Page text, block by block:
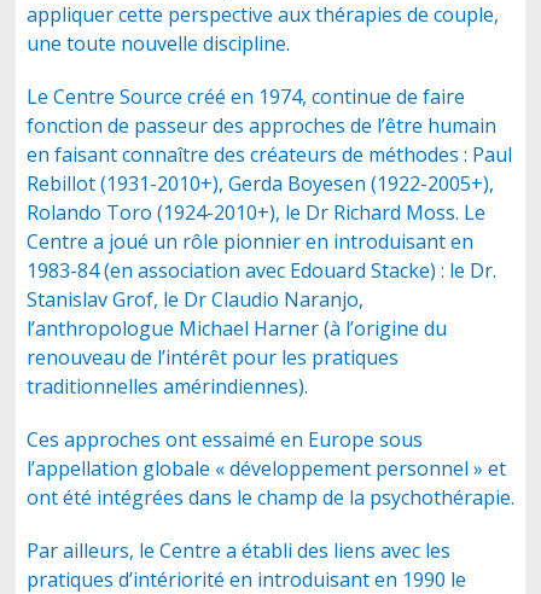
appliquer cette perspective aux thérapies de couple,
une toute nouvelle discipline.
Le Centre Source créé en 1974, continue de faire
fonction de passeur des approches de l’être humain
en faisant connaître des créateurs de méthodes : Paul
Rebillot (1931-2010+), Gerda Boyesen (1922-2005+),
Rolando Toro (1924-2010+), le Dr Richard Moss. Le
Centre a joué un rôle pionnier en introduisant en
1983-84 (en association avec Edouard Stacke) : le Dr.
Stanislav Grof, le Dr Claudio Naranjo,
l’anthropologue Michael Harner (à l’origine du
renouveau de l’intérêt pour les pratiques
traditionnelles amérindiennes).
Ces approches ont essaimé en Europe sous
l’appellation globale « développement personnel » et
ont été intégrées dans le champ de la psychothérapie.
Par ailleurs, le Centre a établi des liens avec les
pratiques d’intériorité en introduisant en 1990 le